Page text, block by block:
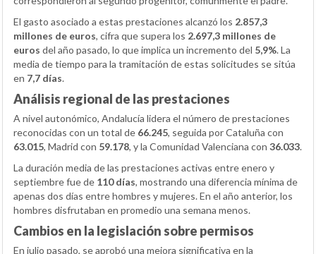
El gasto asociado a estas prestaciones alcanzó los 2.857,3
millones de euros, cifra que supera los 2.697,3 millones de
euros del año pasado, lo que implica un incremento del 5,9%. La
media de tiempo para la tramitación de estas solicitudes se sitúa
en 7,7 días.
Análisis regional de las prestaciones
A nivel autonómico, Andalucía lidera el número de prestaciones
reconocidas con un total de 66.245, seguida por Cataluña con
63.015, Madrid con 59.178, y la Comunidad Valenciana con 36.033.
La duración media de las prestaciones activas entre enero y
septiembre fue de 110 días, mostrando una diferencia mínima de
apenas dos días entre hombres y mujeres. En el año anterior, los
hombres disfrutaban en promedio una semana menos.
Cambios en la legislación sobre permisos
En julio pasado, se aprobó una mejora significativa en la